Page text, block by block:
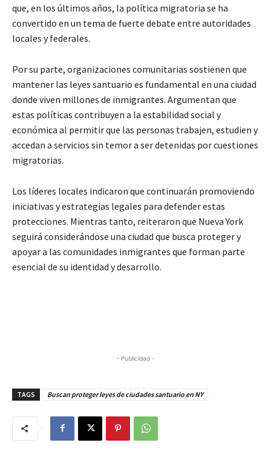
que, en los últimos años, la política migratoria se ha
convertido en un tema de fuerte debate entre autoridades
locales y federales.
Por su parte, organizaciones comunitarias sostienen que
mantener las leyes santuario es fundamental en una ciudad
donde viven millones de inmigrantes. Argumentan que
estas políticas contribuyen a la estabilidad social y
económica al permitir que las personas trabajen, estudien y
accedan a servicios sin temor a ser detenidas por cuestiones
migratorias.
Los líderes locales indicaron que continuarán promoviendo
iniciativas y estrategias legales para defender estas
protecciones. Mientras tanto, reiteraron que Nueva York
seguirá considerándose una ciudad que busca proteger y
apoyar a las comunidades inmigrantes que forman parte
esencial de su identidad y desarrollo.
- Publicidad -
TAGS Buscan proteger leyes de ciudades santuario en NY